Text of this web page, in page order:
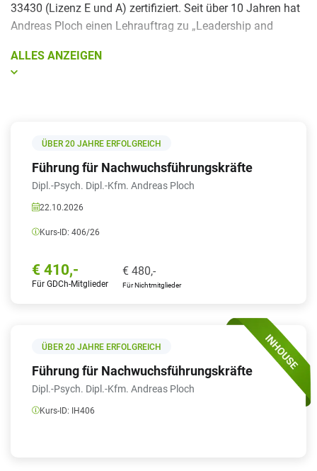
33430 (Lizenz E und A) zertifiziert. Seit über 10 Jahren hat
Andreas Ploch einen Lehrauftrag zu „Leadership and
Technologie) inne.
ALLES ANZEIGEN
ÜBER 20 JAHRE ERFOLGREICH
Führung für Nachwuchsführungskräfte
Dipl.-Psych. Dipl.-Kfm. Andreas Ploch
22.10.2026
Kurs-ID: 406/26
€ 410,-
Für GDCh-Mitglieder
€ 480,-
Für Nichtmitglieder
ÜBER 20 JAHRE ERFOLGREICH
Führung für Nachwuchsführungskräfte
Dipl.-Psych. Dipl.-Kfm. Andreas Ploch
Kurs-ID: IH406